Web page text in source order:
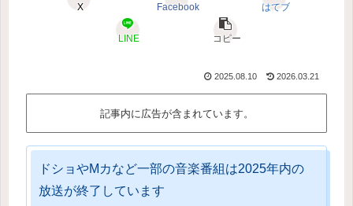
X Facebook はてブ
LINE コピー
2025.08.10 2026.03.21
記事内に広告が含まれています。
ドショやMカなど一部の音楽番組は2025年内の
放送が終了しています